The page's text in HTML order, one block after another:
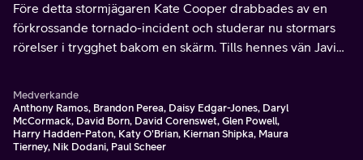
Före detta stormjägaren Kate Cooper drabbades av en
förkrossande tornado-incident och studerar nu stormars
rörelser i trygghet bakom en skärm. Tills hennes vän Javi
Medverkande
Anthony Ramos, Brandon Perea, Daisy Edgar-Jones, Daryl
McCormack, David Born, David Corenswet, Glen Powell,
Harry Hadden-Paton, Katy O'Brian, Kiernan Shipka, Maura
Tierney, Nik Dodani, Paul Scheer